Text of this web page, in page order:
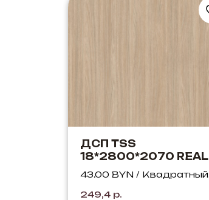
ДСП TSS
18*2800*2070 REAL
D.406 Дуб Честер
песочный
43.00 BYN / Квадратный
249,4 р.